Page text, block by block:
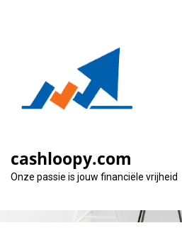
cashloopy.com
Onze passie is jouw financiële vrijheid
Categorie: